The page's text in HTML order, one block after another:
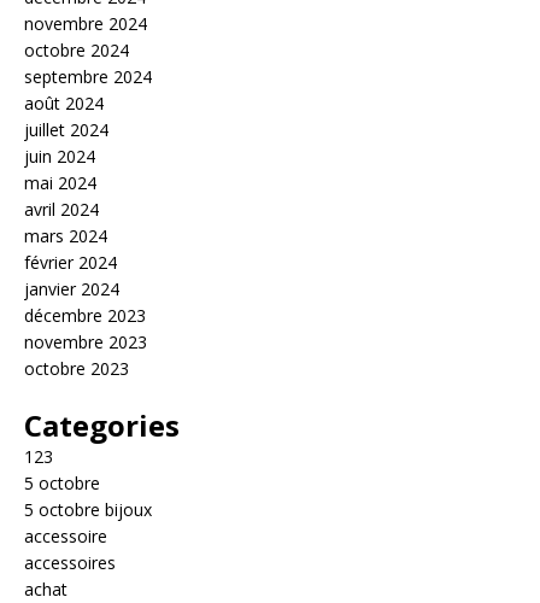
novembre 2024
octobre 2024
septembre 2024
août 2024
juillet 2024
juin 2024
mai 2024
avril 2024
mars 2024
février 2024
janvier 2024
décembre 2023
novembre 2023
octobre 2023
Categories
123
5 octobre
5 octobre bijoux
accessoire
accessoires
achat